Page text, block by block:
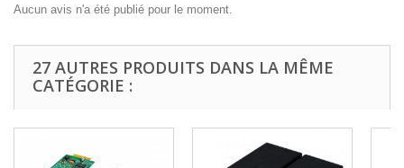
Aucun avis n'a été publié pour le moment.
27 AUTRES PRODUITS DANS LA MÊME
CATÉGORIE :